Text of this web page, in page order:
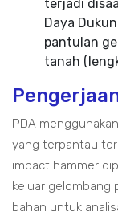
terjadi
Daya
pantulan
tanah
PDA
yang terpantau
impact hammer
keluar gelombang
bahan untuk